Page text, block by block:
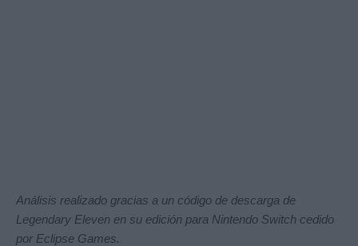
Análisis realizado gracias a un código de descarga de
Legendary Eleven en su edición para Nintendo Switch cedido
por Eclipse Games.